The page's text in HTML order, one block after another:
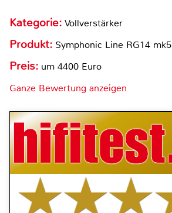
Kategorie: Vollverstärker
Produkt: Symphonic Line RG14 mk5
Preis: um 4400 Euro
Ganze Bewertung anzeigen